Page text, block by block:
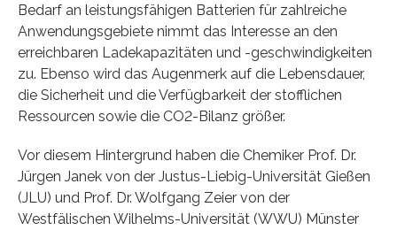
Bedarf an leistungsfähigen Batterien für zahlreiche
Anwendungsgebiete nimmt das Interesse an den
erreichbaren Ladekapazitäten und -geschwindigkeiten
zu. Ebenso wird das Augenmerk auf die Lebensdauer,
die Sicherheit und die Verfügbarkeit der stofflichen
Ressourcen sowie die CO2-Bilanz größer.
Vor diesem Hintergrund haben die Chemiker Prof. Dr.
Jürgen Janek von der Justus-Liebig-Universität Gießen
(JLU) und Prof. Dr. Wolfgang Zeier von der
Westfälischen Wilhelms-Universität (WWU) Münster